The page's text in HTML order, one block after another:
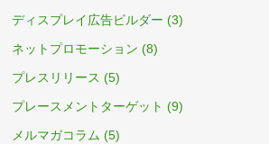
ディスプレイ広告ビルダー (3)
ネットプロモーション (8)
プレスリリース (5)
プレースメントターゲット (9)
メルマガコラム (5)